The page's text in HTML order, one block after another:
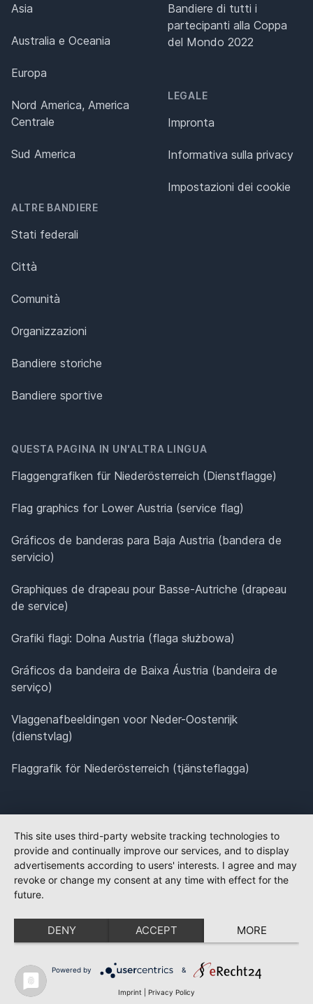
Asia
Australia e Oceania
Europa
Nord America, America
Centrale
Sud America
ALTRE BANDIERE
Stati federali
Città
Comunità
Organizzazioni
Bandiere storiche
Bandiere sportive
Bandiere di tutti i
partecipanti alla Coppa
del Mondo 2022
LEGALE
Impronta
Informativa sulla privacy
Impostazioni dei cookie
QUESTA PAGINA IN UN'ALTRA LINGUA
Flaggengrafiken für Niederösterreich (Dienstflagge)
Flag graphics for Lower Austria (service flag)
Gráficos de banderas para Baja Austria (bandera de
servicio)
Graphiques de drapeau pour Basse-Autriche (drapeau
de service)
Grafiki flagi: Dolna Austria (flaga służbowa)
Gráficos da bandeira de Baixa Áustria (bandeira de
serviço)
Vlaggenafbeeldingen voor Neder-Oostenrijk
(dienstvlag)
Flaggrafik för Niederösterreich (tjänsteflagga)
This site uses third-party website tracking technologies to
provide and continually improve our services, and to display
advertisements according to users' interests. I agree and may
revoke or change my consent at any time with effect for the
future.
DENY ACCEPT MORE
Powered by &
Imprint Privacy Policy